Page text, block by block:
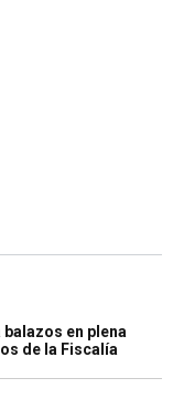
en plena
de la Fiscalía